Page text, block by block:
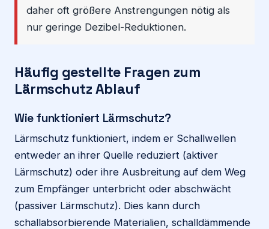
daher oft größere Anstrengungen nötig als
nur geringe Dezibel-Reduktionen.
Häufig gestellte Fragen zum
Lärmschutz Ablauf
Wie funktioniert Lärmschutz?
Lärmschutz funktioniert, indem er Schallwellen
entweder an ihrer Quelle reduziert (aktiver
Lärmschutz) oder ihre Ausbreitung auf dem Weg
zum Empfänger unterbricht oder abschwächt
(passiver Lärmschutz). Dies kann durch
schallabsorbierende Materialien, schalldämmende